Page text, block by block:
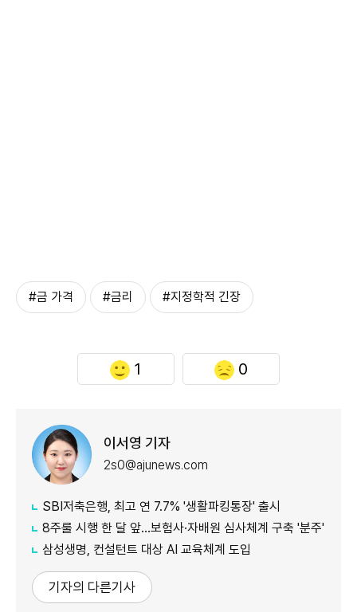
#금 가격 #금리 #지정학적 긴장
1 0
이서영 기자
2s0@ajunews.com
SBI저축은행, 최고 연 7.7% '생활파킹통장' 출시
8주룰 시행 한 달 앞…보험사·자배원 심사체계 구축 '분주'
삼성생명, 컨설턴트 대상 AI 교육체계 도입
기자의 다른기사